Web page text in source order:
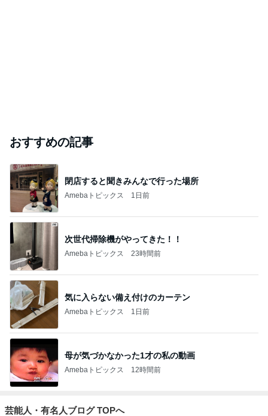
おすすめの記事
閉店すると聞きみんなで行った場所
Amebaトピックス 1日前
次世代掃除機がやってきた！！
Amebaトピックス 23時間前
気に入らない備え付けのカーテン
Amebaトピックス 1日前
母が気づかなかった1才の私の動画
Amebaトピックス 12時間前
芸能人・有名人ブログ TOPへ